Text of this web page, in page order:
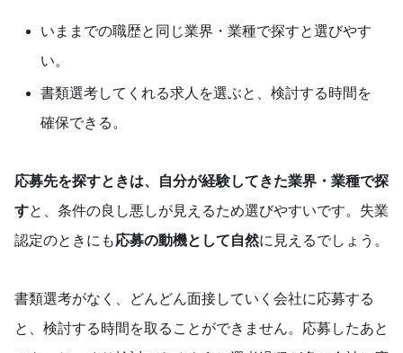
いままでの職歴と同じ業界・業種で探すと選びやす
い。
書類選考してくれる求人を選ぶと、検討する時間を
確保できる。
応募先を探すときは、自分が経験してきた業界・業種で探
すと、条件の良し悪しが見えるため選びやすいです。失業
認定のときにも応募の動機として自然に見えるでしょう。
書類選考がなく、どんどん面接していく会社に応募する
と、検討する時間を取ることができません。応募したあと